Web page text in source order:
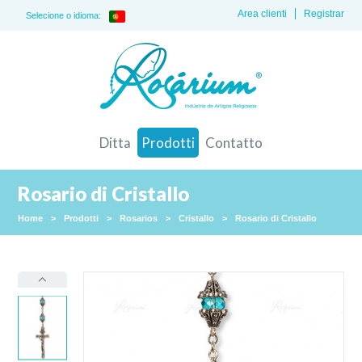
Selecione o idioma: Registrar
Area clienti
Ditta Prodotti Contatto
Rosario di Cristallo
Home > Prodotti > Rosarios > Cristallo > Rosario di Cristallo